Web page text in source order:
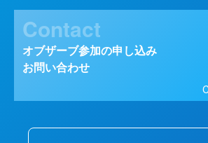
Contact
オブザーブ参加の申し込み
お問い合わせ